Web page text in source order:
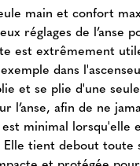
main et confort
réglages de l’anse
est extrêmement
dans
et se plie d'une
l’anse, afin de ne
minimal lorsqu'elle
Elle tient debout toute